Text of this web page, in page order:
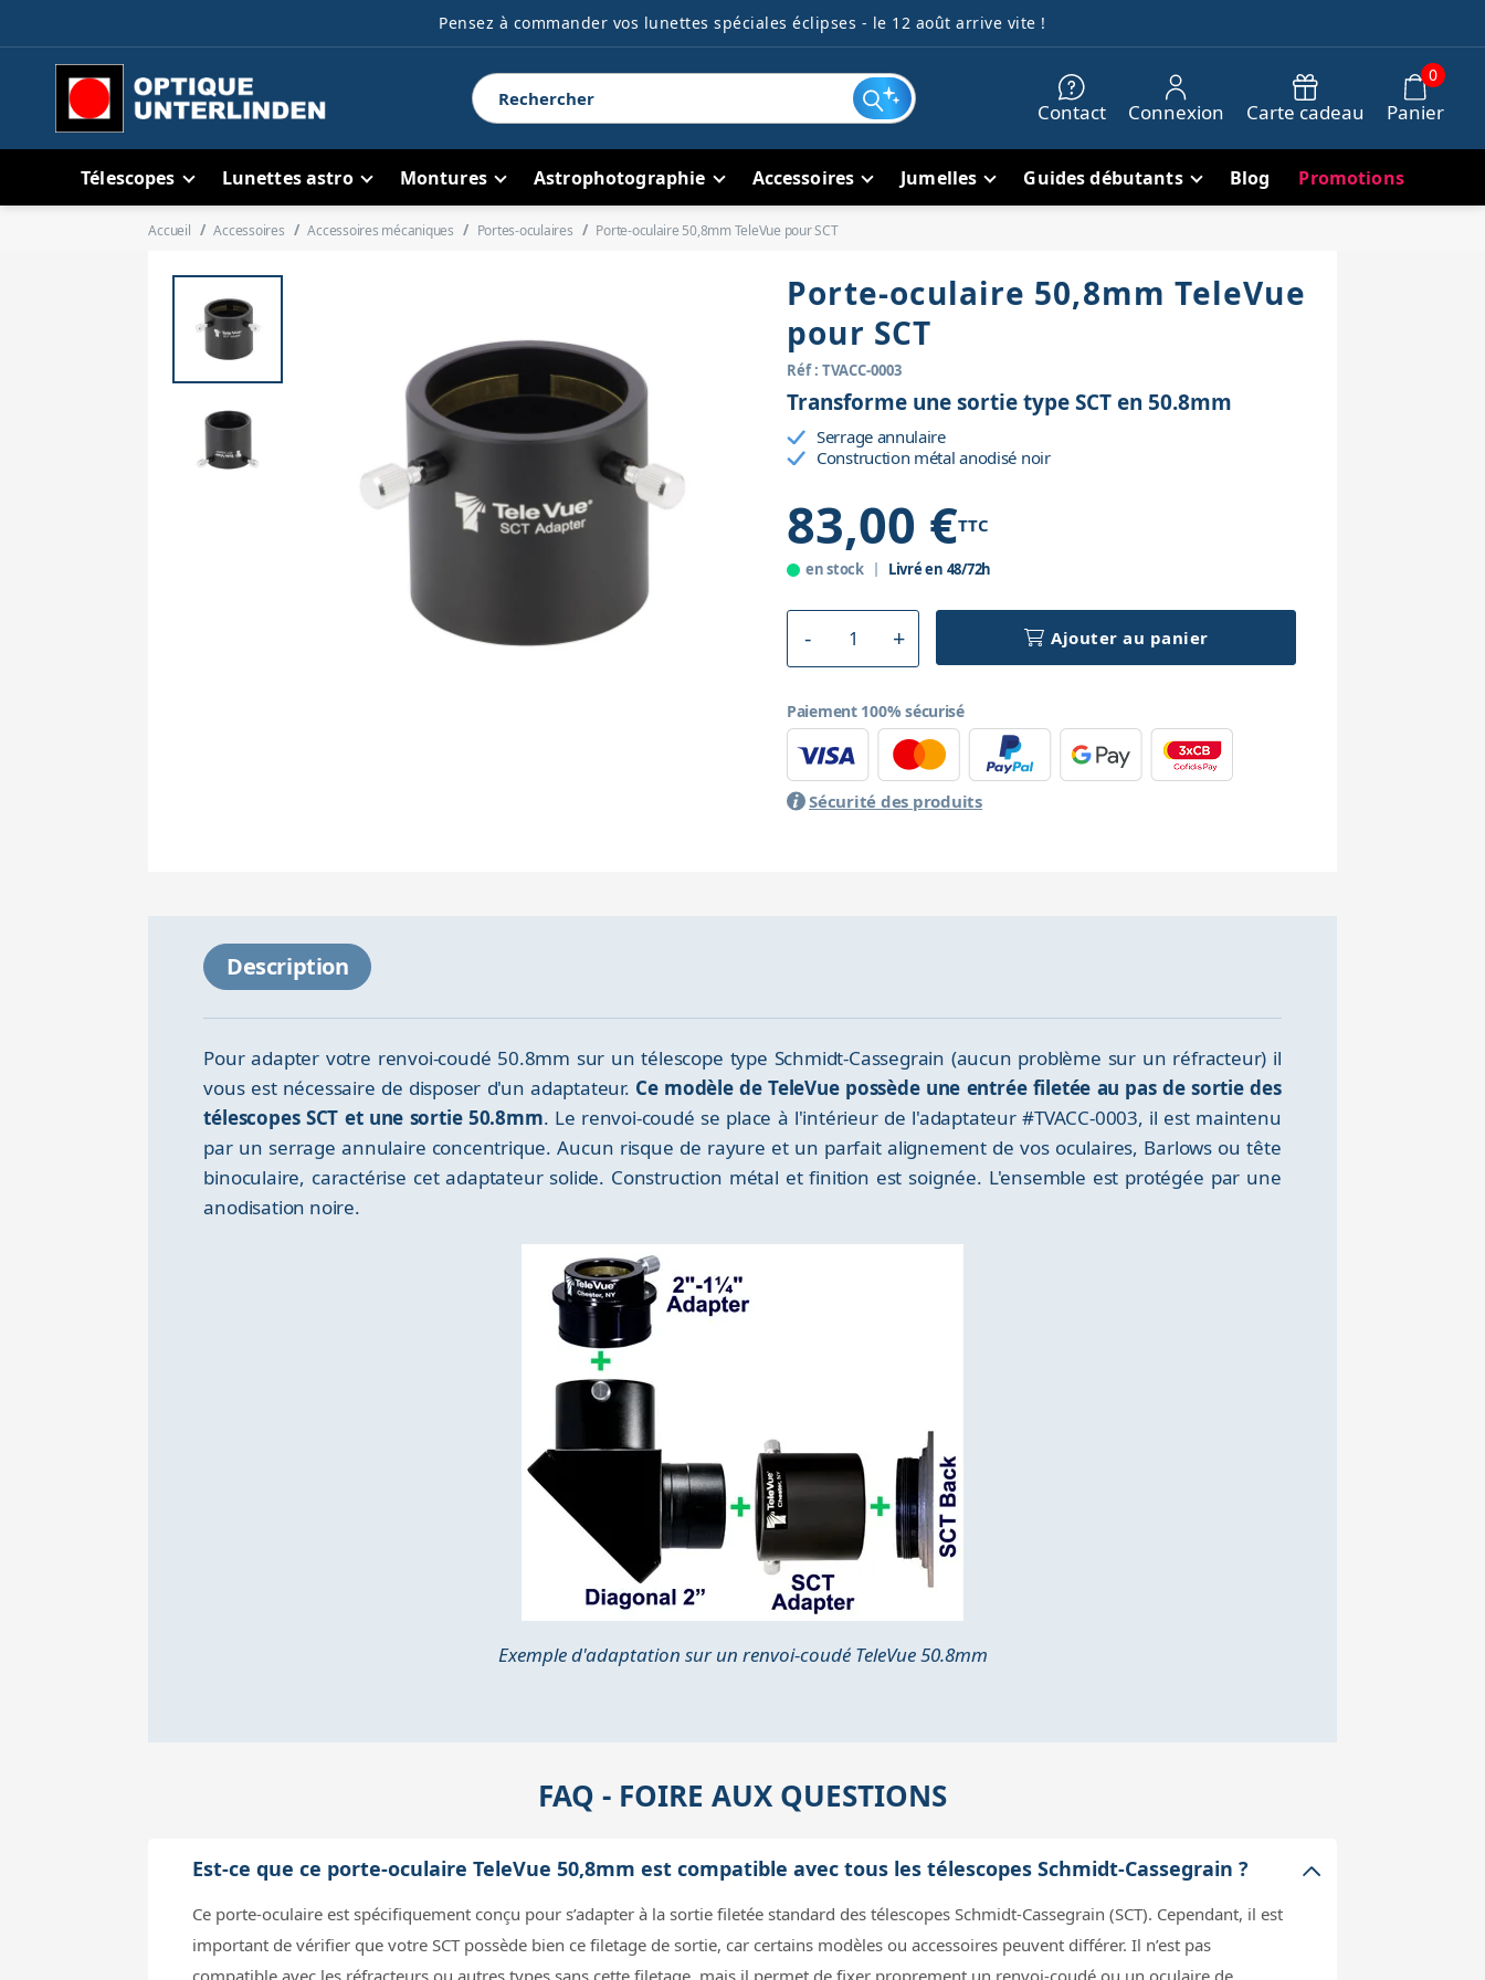
Pensez à commander vos lunettes spéciales éclipses - le 12 août arrive vite !
Contact Connexion Carte cadeau Panier
0
Télescopes Lunettes astro Montures Astrophotographie Accessoires Jumelles Guides débutants Blog Promotions
Accueil Accessoires Accessoires mécaniques Portes-oculaires Porte-oculaire 50,8mm TeleVue pour SCT
Porte-oculaire 50,8mm TeleVue
pour SCT
Réf : TVACC-0003
Transforme une sortie type SCT en 50.8mm
Serrage annulaire
Construction métal anodisé noir
83,00 €TTC
en stock Livré en 48/72h
Ajouter au panier
Paiement 100% sécurisé
Sécurité des produits
Description
Pour adapter votre renvoi-coudé 50.8mm sur un télescope type Schmidt-Cassegrain (aucun problème sur un réfracteur) il
vous est nécessaire de disposer d'un adaptateur. Ce modèle de TeleVue possède une entrée filetée au pas de sortie des
télescopes SCT et une sortie 50.8mm. Le renvoi-coudé se place à l'intérieur de l'adaptateur #TVACC-0003, il est maintenu
par un serrage annulaire concentrique. Aucun risque de rayure et un parfait alignement de vos oculaires, Barlows ou tête
binoculaire, caractérise cet adaptateur solide. Construction métal et finition est soignée. L'ensemble est protégée par une
anodisation noire.
Exemple d'adaptation sur un renvoi-coudé TeleVue 50.8mm
FAQ - FOIRE AUX QUESTIONS
Est-ce que ce porte-oculaire TeleVue 50,8mm est compatible avec tous les télescopes Schmidt-Cassegrain ?
Ce porte-oculaire est spécifiquement conçu pour s’adapter à la sortie filetée standard des télescopes Schmidt-Cassegrain (SCT). Cependant, il est
important de vérifier que votre SCT possède bien ce filetage de sortie, car certains modèles ou accessoires peuvent différer. Il n’est pas